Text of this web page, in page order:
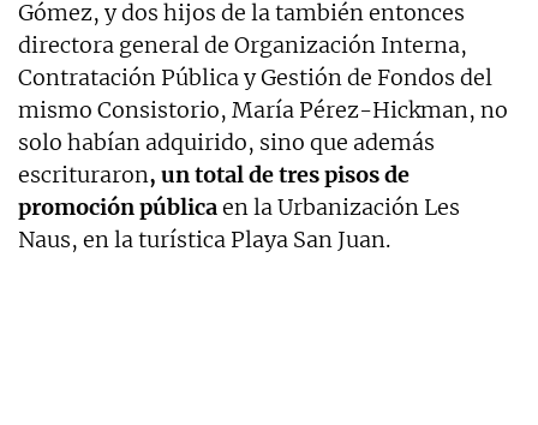
Gómez, y dos hijos de la también entonces
directora general de Organización Interna,
Contratación Pública y Gestión de Fondos del
mismo Consistorio, María Pérez-Hickman, no
solo habían adquirido, sino que además
escrituraron, un total de tres pisos de
promoción públicaen la Urbanización Les
Naus, en la turística Playa San Juan.